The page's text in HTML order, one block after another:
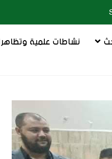
نشاطات علمية